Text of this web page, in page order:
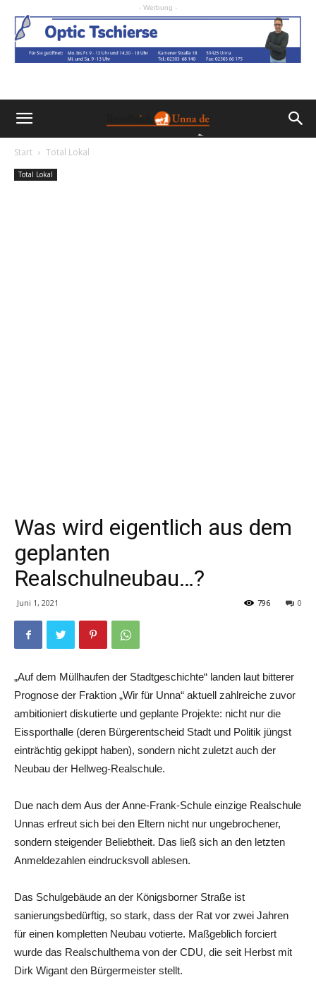
- Werbung -
Start Total Lokal
Total Lokal
Was wird eigentlich aus dem
geplanten
Realschulneubau…?
Juni 1, 2021 0
796
„Auf dem Müllhaufen der Stadtgeschichte“ landen laut bitterer
Prognose der Fraktion „Wir für Unna“ aktuell zahlreiche zuvor
ambitioniert diskutierte und geplante Projekte: nicht nur die
Eissporthalle (deren Bürgerentscheid Stadt und Politik jüngst
einträchtig gekippt haben), sondern nicht zuletzt auch der
Neubau der Hellweg-Realschule.
Due nach dem Aus der Anne-Frank-Schule einzige Realschule
Unnas erfreut sich bei den Eltern nicht nur ungebrochener,
sondern steigender Beliebtheit. Das ließ sich an den letzten
Anmeldezahlen eindrucksvoll ablesen.
Das Schulgebäude an der Königsborner Straße ist
sanierungsbedürftig, so stark, dass der Rat vor zwei Jahren
für einen kompletten Neubau votierte. Maßgeblich forciert
wurde das Realschulthema von der CDU, die seit Herbst mit
Dirk Wigant den Bürgermeister stellt.